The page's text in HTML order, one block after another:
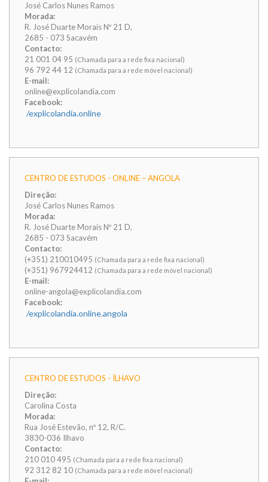
José Carlos Nunes Ramos
Morada:
R. José Duarte Morais Nº 21 D,
2685 - 073 Sacavém
Contacto:
21 001 04 95 (Chamada para a rede fixa nacional)
96 792 44 12 (Chamada para a rede móvel nacional)
E-mail:
online@explicolandia.com
Facebook:
/explicolandia.online
CENTRO DE ESTUDOS - ONLINE – ANGOLA
Direção:
José Carlos Nunes Ramos
Morada:
R. José Duarte Morais Nº 21 D,
2685 - 073 Sacavém
Contacto:
(+351) 210010495 (Chamada para a rede fixa nacional)
(+351) 967924412 (Chamada para a rede móvel nacional)
E-mail:
online-angola@explicolandia.com
Facebook:
/explicolandia.online.angola
CENTRO DE ESTUDOS - ÍLHAVO
Direção:
Carolina Costa
Morada:
Rua José Estevão, nº 12, R/C.
3830-036 Ilhavo
Contacto:
210 010 495 (Chamada para a rede fixa nacional)
92 312 82 10 (Chamada para a rede móvel nacional)